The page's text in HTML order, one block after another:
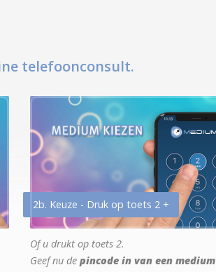
telefoonconsult.
2b. Keuze - Druk op toets 2 +
Of u drukt op toets 2.
Geef nu de pincode in van een medium